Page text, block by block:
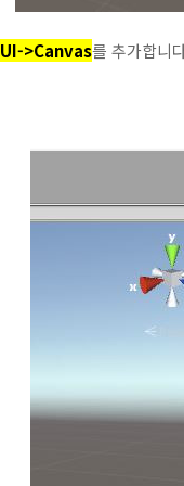
UI->Canvas를 추가합니